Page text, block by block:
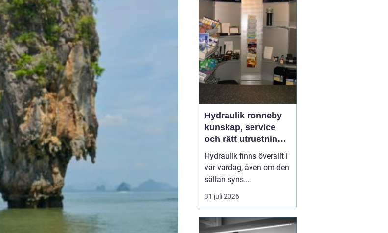
fortfarande fungerar och
skapa nya strategier för
vardagen. Med rätt stöd,
tillräcklig träning och ...
Hydraulik ronneby
kunskap, service
och rätt utrustning
när det behövs som
mest
Hydraulik finns överallt i
vår vardag, även om den
sällan syns.
Skogsmaskiner,
lantbruksmaskiner,
industrilinjer och sågverk
31 juli 2026